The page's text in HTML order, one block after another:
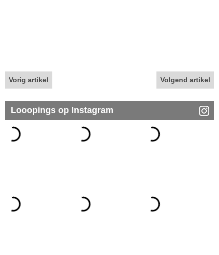
Vorig artikel Volgend artikel
Looopings op Instagram